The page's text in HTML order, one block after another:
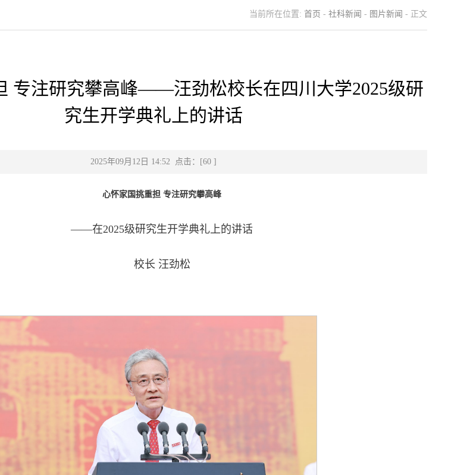
当前所在位置: 首页 - 社科新闻 - 图片新闻 - 正文
专注研究攀高峰——汪劲松校长在四川大学2025级研
究生开学典礼上的讲话
2025年09月12日 14:52 点击：[60 ]
心怀家国挑重担 专注研究攀高峰
——在2025级研究生开学典礼上的讲话
校长 汪劲松